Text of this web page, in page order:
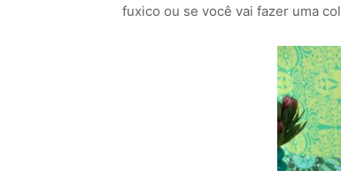
fuxico ou se você vai fazer uma